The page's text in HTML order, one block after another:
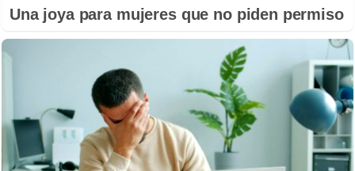
Una joya para mujeres que no piden permiso